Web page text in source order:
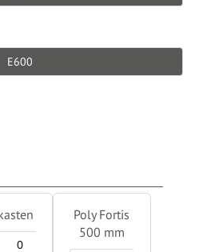
E600
Poly Fortis
500 mm